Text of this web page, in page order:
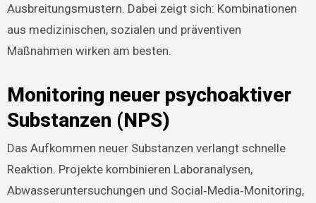
Ausbreitungsmustern. Dabei zeigt sich: Kombinationen
aus medizinischen, sozialen und präventiven
Maßnahmen wirken am besten.
Monitoring neuer psychoaktiver
Substanzen (NPS)
Das Aufkommen neuer Substanzen verlangt schnelle
Reaktion. Projekte kombinieren Laboranalysen,
Abwasseruntersuchungen und Social‑Media‑Monitoring,